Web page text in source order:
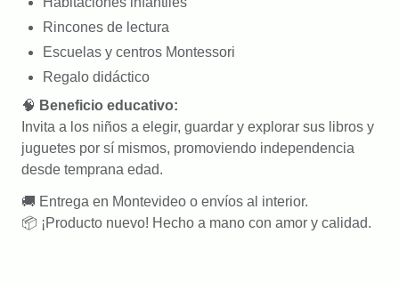
Rincones de lectura
Escuelas y centros Montessori
Regalo didáctico
🧠 Beneficio educativo:
Invita a los niños a elegir, guardar y explorar sus libros y
juguetes por sí mismos, promoviendo independencia
desde temprana edad.
🚚 Entrega en Montevideo o envíos al interior.
📦 ¡Producto nuevo! Hecho a mano con amor y calidad.